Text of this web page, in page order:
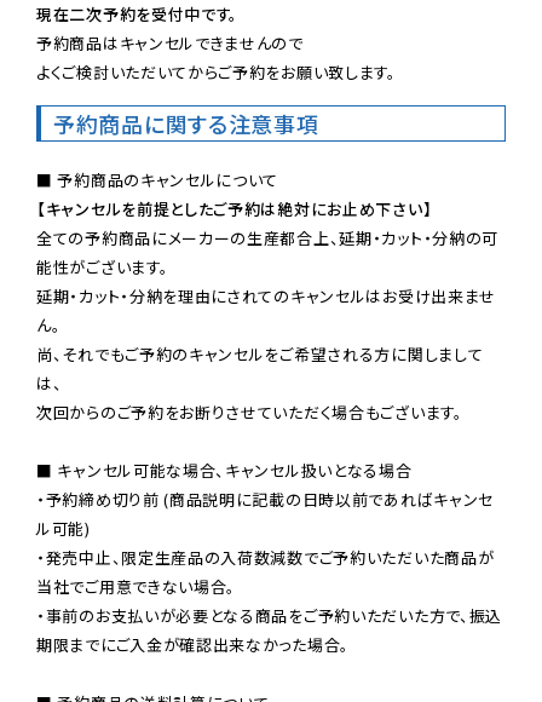
現在二次予約を受付中です。
予約商品はキャンセルできませんので
よくご検討いただいてからご予約をお願い致します。
予約商品に関する注意事項
【キャンセルを前提としたご予約は絶対にお止め下さい】
全ての予約商品にメーカーの生産都合上、延期・カット・分納の可
能性がございます。
延期・カット・分納を理由にされてのキャンセルはお受け出来ませ
ん。
尚、それでもご予約のキャンセルをご希望される方に関しまして
は、
次回からのご予約をお断りさせていただく場合もございます。
■ キャンセル可能な場合、キャンセル扱いとなる場合
・予約締め切り前 (商品説明に記載の日時以前であればキャンセ
ル可能)
・発売中止、限定生産品の入荷数減数でご予約いただいた商品が
当社でご用意できない場合。
・事前のお支払いが必要となる商品をご予約いただいた方で、振込
期限までにご入金が確認出来なかった場合。